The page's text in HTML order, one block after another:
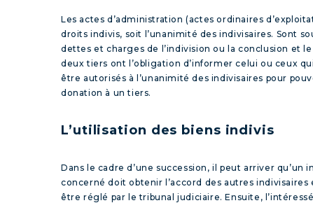
Les actes d’administration (actes ordinaires
droits indivis, soit l’unanimité des indivisaires. Sont
dettes et charges de l’indivision ou la conclusion et
deux tiers ont l’obligation d’informer celui ou ceux
être autorisés à l’unanimité des indivisaires pour
donation à un tiers.
L’utilisation des biens indivis
Dans le cadre d’une succession, il peut arriver
concerné doit obtenir l’accord des autres
être réglé par le tribunal judiciaire. Ensuite,